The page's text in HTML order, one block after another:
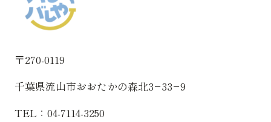
〒270-0119
千葉県流山市おおたかの森北3−33−9
TEL：04-7114-3250